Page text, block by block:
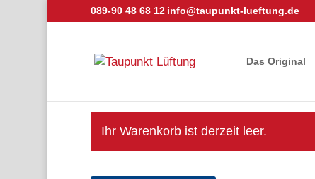
089-90 48 68 12 info@taupunkt-lueftung.de
Das Original
Ihr Warenkorb ist derzeit leer.